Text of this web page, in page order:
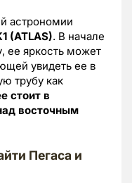
астрономии
(ATLAS). В начале
ее яркость может
увидеть ее в
трубу как
стоит в
восточным
Пегаса и